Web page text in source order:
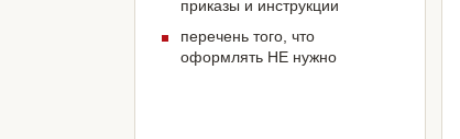
приказы и инструкции
перечень того, что
оформлять НЕ нужно